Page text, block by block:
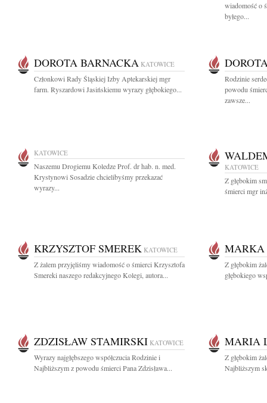
wiadomość o
byłego...
DOROTA BARNACKA KATOWICE
Członkowi Rady Śląskiej Izby Aptekarskiej mgr
farm. Ryszardowi Jasińskiemu wyrazy głębokiego...
Rodzinie
powodu
zawsze...
KATOWICE
Naszemu Drogiemu Koledze Prof. dr hab. n. med.
Krystynowi Sosadzie chcielibyśmy przekazać
wyrazy...
KATOWICE
Z głębokim
śmierci mgr
KRZYSZTOF SMEREK KATOWICE
Z żalem przyjęliśmy wiadomość o śmierci Krzysztofa
Smereki naszego redakcyjnego Kolegi, autora...
Z głębokim
głębokiego
ZDZISŁAW STAMIRSKI KATOWICE
Wyrazy najgłębszego współczucia Rodzinie i
Najbliższym z powodu śmierci Pana Zdzisława...
MARIA
Z głębokim
Najbliższym